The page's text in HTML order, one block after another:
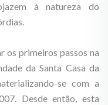
à natureza do
os primeiros passos na
da Santa Casa da
se com a
Desde então, esta